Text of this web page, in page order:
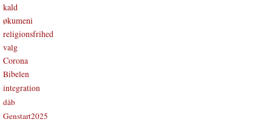
kald
økumeni
religionsfrihed
valg
Corona
Bibelen
integration
dåb
Genstart2025